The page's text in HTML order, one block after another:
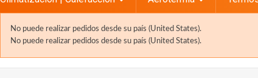
No puede realizar pedidos desde su país (United States).
No puede realizar pedidos desde su país (United States).